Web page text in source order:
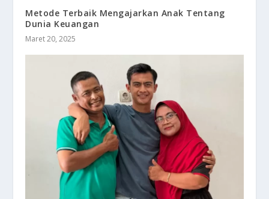
Metode Terbaik Mengajarkan Anak Tentang
Dunia Keuangan
Maret 20, 2025